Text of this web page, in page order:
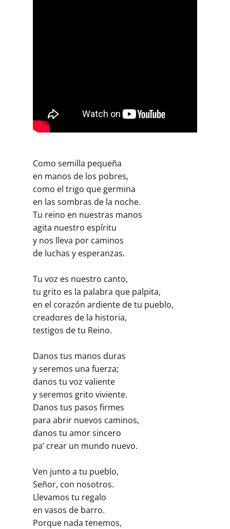
Como semilla pequeña
en manos de los pobres,
como el trigo que germina
en las sombras de la noche.
Tu reino en nuestras manos
agita nuestro espíritu
y nos lleva por caminos
de luchas y esperanzas.
Tu voz es nuestro canto,
tu grito es la palabra que palpita,
en el corazón ardiente de tu pueblo,
creadores de la historia,
testigos de tu Reino.
Danos tus manos duras
y seremos una fuerza;
danos tu voz valiente
y seremos grito viviente.
Danos tus pasos firmes
para abrir nuevos caminos,
danos tu amor sincero
pa’ crear un mundo nuevo.
Ven junto a tu pueblo,
Señor, con nosotros.
Llevamos tu regalo
en vasos de barro.
Porque nada tenemos,